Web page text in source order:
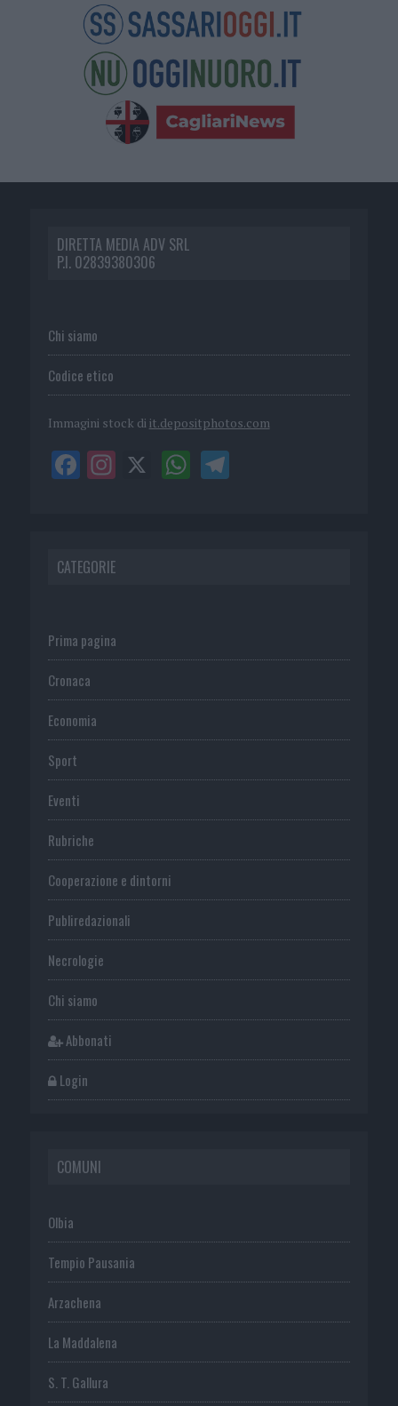
DIRETTA MEDIA ADV SRL
P.I. 02839380306
Chi siamo
Codice etico
Immagini stock di it.depositphotos.com
CATEGORIE
Prima pagina
Cronaca
Economia
Sport
Eventi
Rubriche
Cooperazione e dintorni
Publiredazionali
Necrologie
Chi siamo
Abbonati
Login
COMUNI
Olbia
Tempio Pausania
Arzachena
La Maddalena
S. T. Gallura